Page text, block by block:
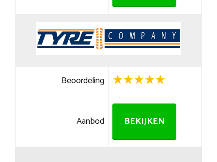
Beoordeling
Aanbod BEKIJKEN